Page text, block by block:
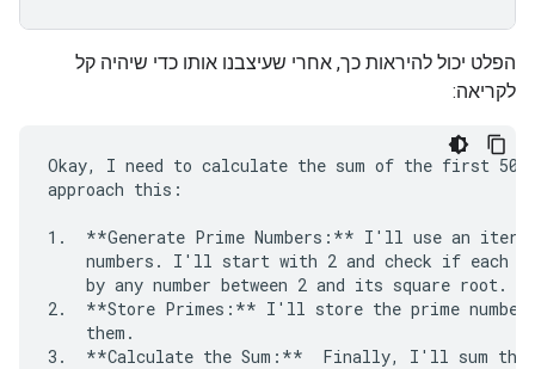
הפלט יכול להיראות כך, אחרי שעיצבנו אותו כדי שיהיה קל
לקריאה:
Okay, I need to calculate the sum of the first 50
approach this:
1.  **Generate Prime Numbers:** I'll use an
numbers. I'll start with 2 and check if each
by any number between 2 and its square root.
2.  **Store Primes:** I'll store the prime
    them.
3.  **Calculate the Sum:**  Finally, I'll sum the